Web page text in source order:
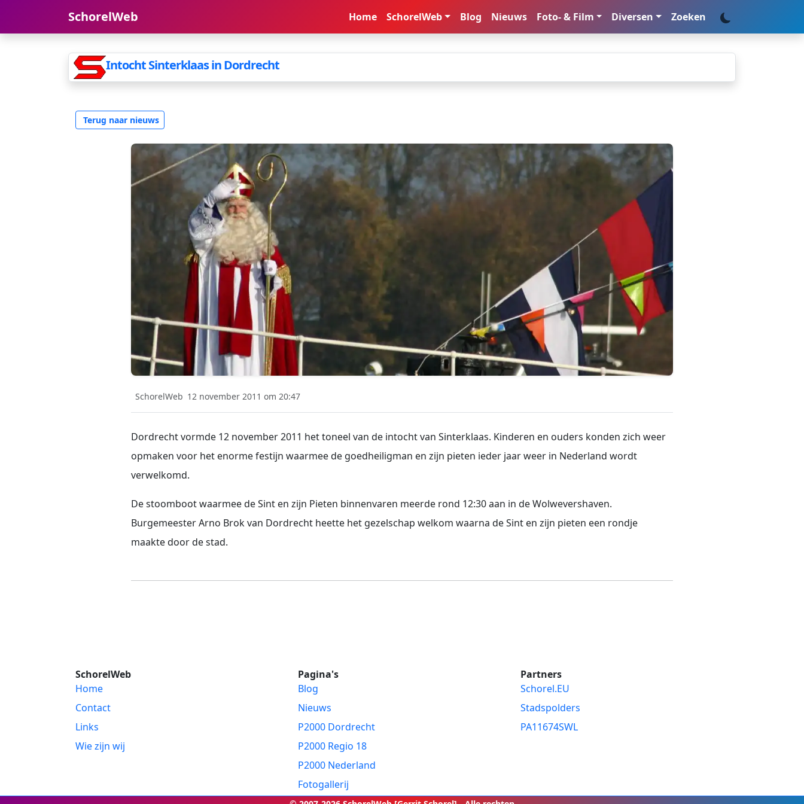
SchorelWeb Home SchorelWeb Blog Nieuws Foto- & Film Diversen Zoeken
Intocht Sinterklaas in Dordrecht
Terug naar nieuws
SchorelWeb 12 november 2011 om 20:47
Dordrecht vormde 12 november 2011 het toneel van de intocht van Sinterklaas. Kinderen en ouders konden zich weer
opmaken voor het enorme festijn waarmee de goedheiligman en zijn pieten ieder jaar weer in Nederland wordt
verwelkomd.
De stoomboot waarmee de Sint en zijn Pieten binnenvaren meerde rond 12:30 aan in de Wolwevershaven.
Burgemeester Arno Brok van Dordrecht heette het gezelschap welkom waarna de Sint en zijn pieten een rondje
maakte door de stad.
SchorelWeb
Home
Contact
Links
Wie zijn wij
Pagina's
Blog
Nieuws
P2000 Dordrecht
P2000 Regio 18
P2000 Nederland
Fotogallerij
Partners
Schorel.EU
Stadspolders
PA11674SWL